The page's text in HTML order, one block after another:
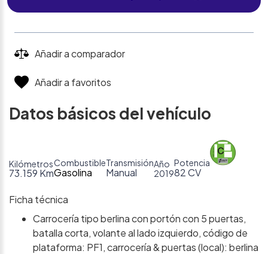
Añadir a comparador
Añadir a favoritos
Datos básicos del vehículo
Kilómetros
73.159 Km
Combustible
Gasolina
Transmisión
Manual
Año
2019
Potencia
82 CV
Ficha técnica
Carrocería tipo berlina con portón con 5 puertas,
batalla corta, volante al lado izquierdo, código de
plataforma: PF1, carrocería & puertas (local): berlina